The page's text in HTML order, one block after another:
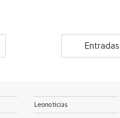
Leonoticias